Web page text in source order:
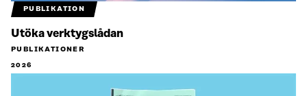
PUBLIKATION
Utöka verktygslådan
PUBLIKATIONER
2026